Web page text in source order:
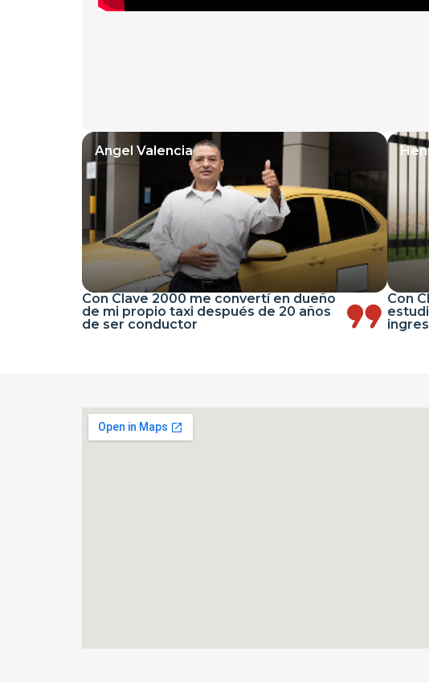
Angel Valencia
Con Clave 2000 me convertí en dueño
de mi propio taxi después de 20 años
de ser conductor
Con